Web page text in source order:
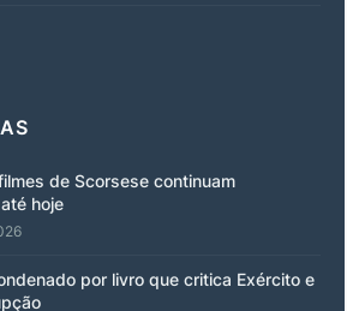
de Scorsese continuam
hoje
por livro que critica Exército e